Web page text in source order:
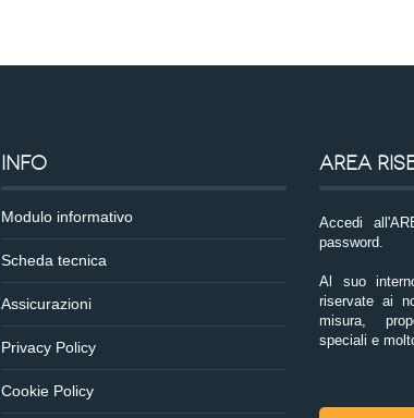
INFO
Modulo informativo
Scheda tecnica
Assicurazioni
Privacy Policy
Cookie Policy
AREA
Accedi
password.
Al suo
riservate ai
misura,
speciali e